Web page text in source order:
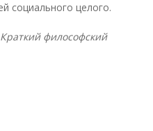
социального целого.
философский